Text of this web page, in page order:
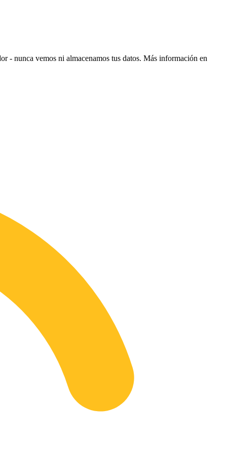
- nunca vemos ni almacenamos tus datos. Más información en